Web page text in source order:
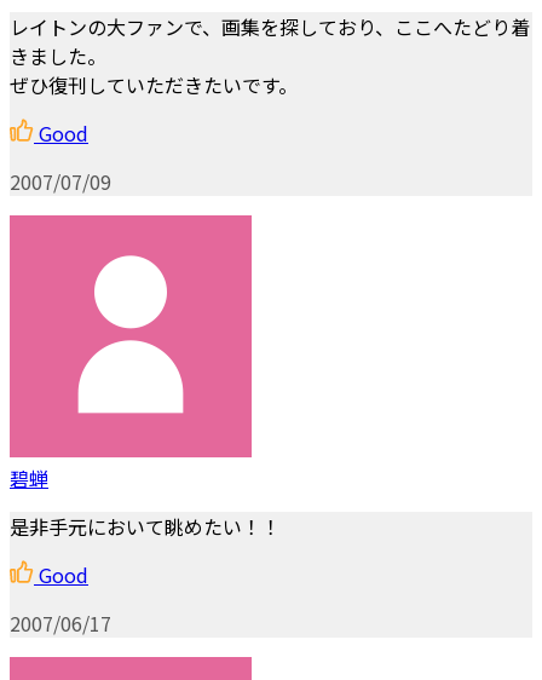
レイトンの大ファンで、画集を探しており、ここへたどり着
きました。
ぜひ復刊していただきたいです。
Good
2007/07/09
碧蝉
是非手元において眺めたい！！
Good
2007/06/17